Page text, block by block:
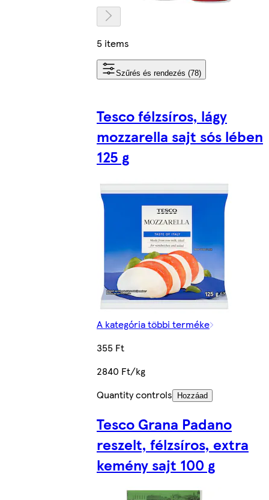
5 items
Szűrés és rendezés (78)
Tesco félzsíros, lágy
mozzarella sajt sós lében
125 g
A kategória többi terméke
355 Ft
2840 Ft/kg
Quantity controls
Hozzáad
Tesco Grana Padano
reszelt, félzsíros, extra
kemény sajt 100 g